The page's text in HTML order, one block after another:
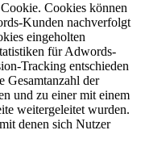
Cookies können
Kunden nachverfolgt
eingeholten
für Adwords-
Tracking entschieden
Gesamtanzahl der
und zu einer mit einem
weitergeleitet wurden.
denen sich Nutzer